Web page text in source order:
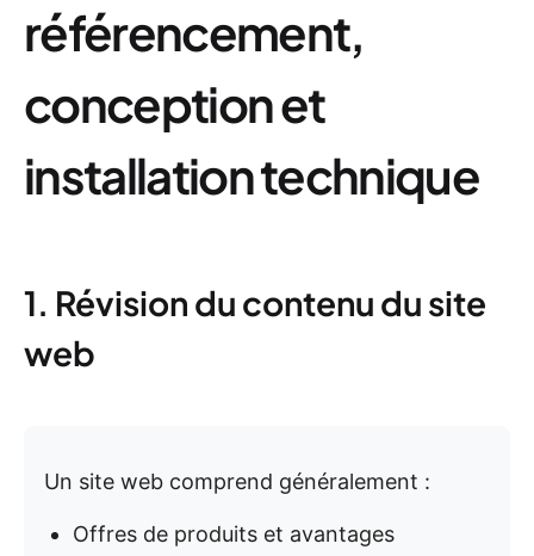
référencement,
conception et
installation technique
1. Révision du contenu du site
web
Un site web comprend généralement :
Offres de produits et avantages